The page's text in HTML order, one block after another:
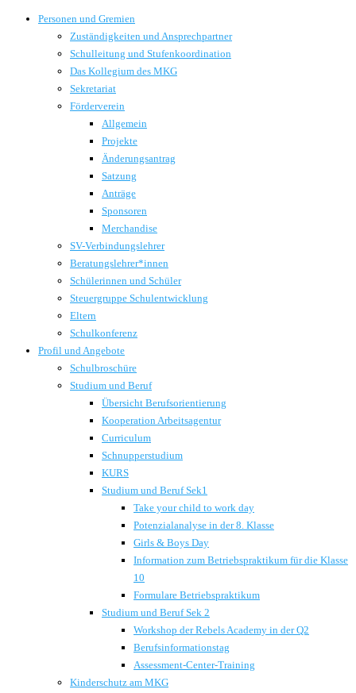
Personen und Gremien
Zuständigkeiten und Ansprechpartner
Schulleitung und Stufenkoordination
Das Kollegium des MKG
Sekretariat
Förderverein
Allgemein
Projekte
Änderungsantrag
Satzung
Anträge
Sponsoren
Merchandise
SV-Verbindungslehrer
Beratungslehrer*innen
Schülerinnen und Schüler
Steuergruppe Schulentwicklung
Eltern
Schulkonferenz
Profil und Angebote
Schulbroschüre
Studium und Beruf
Übersicht Berufsorientierung
Kooperation Arbeitsagentur
Curriculum
Schnupperstudium
KURS
Studium und Beruf Sek1
Take your child to work day
Potenzialanalyse in der 8. Klasse
Girls & Boys Day
Information zum Betriebspraktikum für die Klasse
10
Formulare Betriebspraktikum
Studium und Beruf Sek 2
Workshop der Rebels Academy in der Q2
Berufsinformationstag
Assessment-Center-Training
Kinderschutz am MKG